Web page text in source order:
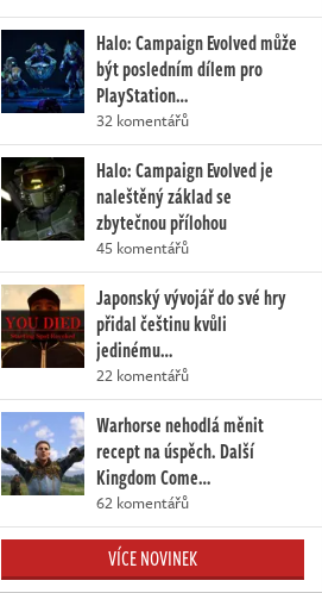
Halo: Campaign Evolved může
být posledním dílem pro
PlayStation…
32 komentářů
Halo: Campaign Evolved je
naleštěný základ se
zbytečnou přílohou
45 komentářů
Japonský vývojář do své hry
přidal češtinu kvůli
jedinému…
22 komentářů
Warhorse nehodlá měnit
recept na úspěch. Další
Kingdom Come…
62 komentářů
VÍCE NOVINEK